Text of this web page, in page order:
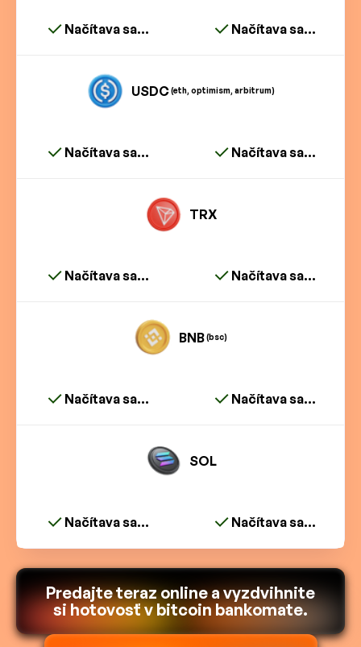
Načítava sa... Načítava sa...
USDC(eth, optimism, arbitrum)
Načítava sa... Načítava sa...
TRX
Načítava sa... Načítava sa...
BNB(bsc)
Načítava sa... Načítava sa...
SOL
Načítava sa... Načítava sa...
Predajte teraz online a vyzdvihnite
si hotovosť v bitcoin bankomate.